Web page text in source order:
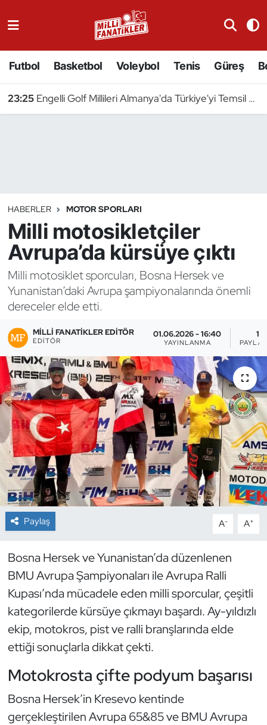
Futbol Basketbol Voleybol Tenis Güreş
23:25 Engelli Golf Millileri Almanya'da Türkiye'yi Temsil Edecek
HABERLER MOTOR SPORLARI
Milli motosikletçiler
Avrupa’da kürsüye çıktı
Milli motosiklet sporcuları, Bosna Hersek ve
Yunanistan’daki Avrupa şampiyonalarında önemli
dereceler elde etti.
MILLI FANATIKLER EDITÖR
EDITÖR
01.06.2026 - 16:40
YAYINLANMA
1
Paylaş A- A+
Bosna Hersek ve Yunanistan’da düzenlenen
BMU Avrupa Şampiyonaları ile Avrupa Ralli
Kupası’nda mücadele eden milli sporcular, çeşitli
kategorilerde kürsüye çıkmayı başardı. Ay-yıldızlı
ekip, motokros, pist ve ralli branşlarında elde
ettiği sonuçlarla dikkat çekti.
Motokrosta çifte podyum başarısı
Bosna Hersek’in Kresevo kentinde
gerçekleştirilen Avrupa 65&85 ve BMU Avrupa
Badminton
Binicilik
Bisiklet
Bocce Bowling Dart
Buz Hokeyi
Buz Pateni
Çim Hokeyi
Cimnastik
Curling
Dağcılık
Dans Sporları
Dövüş Sanatı
E-Spor
Eskrim
Futbol
Futsal